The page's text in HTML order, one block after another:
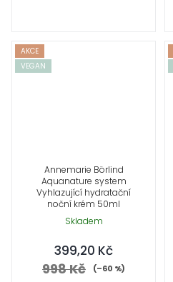
AKCE
VEGAN
Annemarie Börlind
Aquanature system
Vyhlazující hydratační
noční krém 50ml
Skladem
399,20 Kč
998 Kč (–60 %)